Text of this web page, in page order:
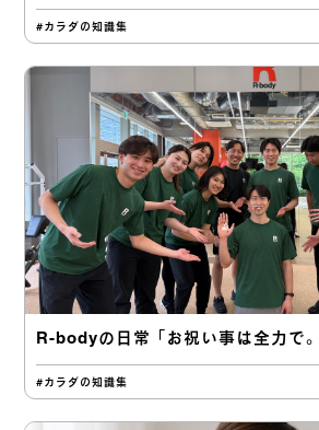
#カラダの知識集
R-bodyの日常 「お祝い事は全力で。
#カラダの知識集